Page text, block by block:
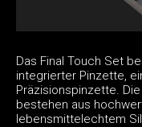
Das Final Touch Set
integrierter Pinzette,
Präzisionspinzette.
bestehen aus
lebensmittelechtem